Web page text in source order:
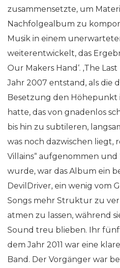
zusammensetzte, um
Nachfolgealbum zu
Musik in einem
weiterentwickelt, das
Our Makers Hand‘. ‚The
Jahr 2007 entstand, als die
Besetzung den Höhepunkt
hatte, das von gnadenlos
bis hin zu subtileren,
was noch dazwischen liegt,
Villains“ aufgenommen
wurde, war das Album ein
DevilDriver, ein wenig vom
Songs mehr Struktur zu
atmen zu lassen, während
Sound treu blieben. Ihr
dem Jahr 2011 war eine
Band. Der Vorgänger war